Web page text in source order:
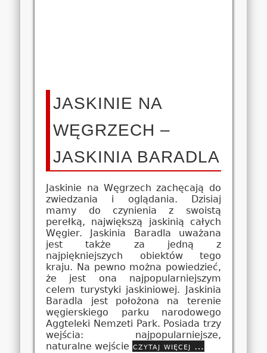
JASKINIE NA
WĘGRZECH –
JASKINIA BARADLA
Jaskinie na Węgrzech zachęcają do
zwiedzania i oglądania. Dzisiaj
mamy do czynienia z swoistą
perełką, największą jaskinią całych
Węgier. Jaskinia Baradla uważana
jest także za jedną z
najpiękniejszych obiektów tego
kraju. Na pewno można powiedzieć,
że jest ona najpopularniejszym
celem turystyki jaskiniowej. Jaskinia
Baradla jest położona na terenie
węgierskiego parku narodowego
Aggteleki Nemzeti Park. Posiada trzy
wejścia: najpopularniejsze,
naturalne wejście czytaj więcej …